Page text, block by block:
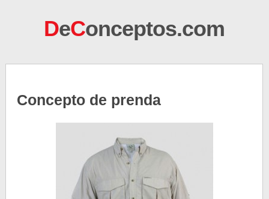
DeConceptos.com
Concepto de prenda